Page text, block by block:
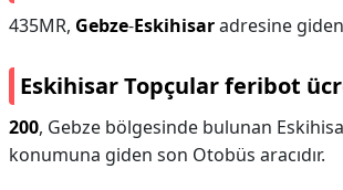
435MR, Gebze-Eskihisaradresine
Eskihisar Topçular feribot
200, Gebze bölgesinde bulunan
konumuna giden son Otobüs aracıdır.